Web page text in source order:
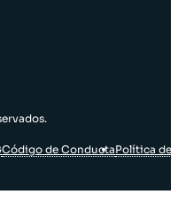
Código de ConductaPolítica de